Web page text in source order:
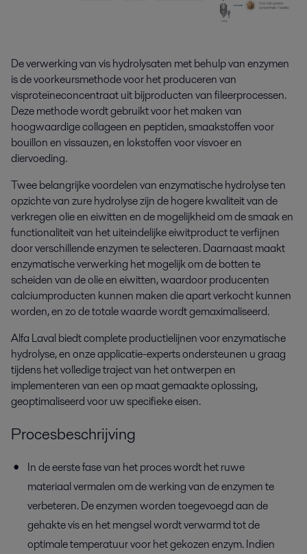
De verwerking van vis hydrolysaten met behulp van enzymen
is de voorkeursmethode voor het produceren van
visproteïneconcentraat uit bijproducten van fileerprocessen.
Deze methode wordt gebruikt voor het maken van
hoogwaardige collageen en peptiden, smaakstoffen voor
bouillon en vissauzen, en lokstoffen voor visvoer en
diervoeding.
Twee belangrijke voordelen van enzymatische hydrolyse ten
opzichte van zure hydrolyse zijn de hogere kwaliteit van de
verkregen olie en eiwitten en de mogelijkheid om de smaak en
functionaliteit van het uiteindelijke eiwitproduct te verfijnen
door verschillende enzymen te selecteren. Daarnaast maakt
enzymatische verwerking het mogelijk om de botten te
scheiden van de olie en eiwitten, waardoor producenten
calciumproducten kunnen maken die apart verkocht kunnen
worden, en zo de totale waarde wordt gemaximaliseerd.
Alfa Laval biedt complete productielijnen voor enzymatische
hydrolyse, en onze applicatie-experts ondersteunen u graag
tijdens het volledige traject van het ontwerpen en
implementeren van een op maat gemaakte oplossing,
geoptimaliseerd voor uw specifieke eisen.
Procesbeschrijving
In de eerste fase van het proces wordt het ruwe
materiaal vermalen om de werking van de enzymen te
verbeteren. De enzymen worden toegevoegd aan de
gehakte vis en het mengsel wordt verwarmd tot de
optimale temperatuur voor het gekozen enzym. Indien